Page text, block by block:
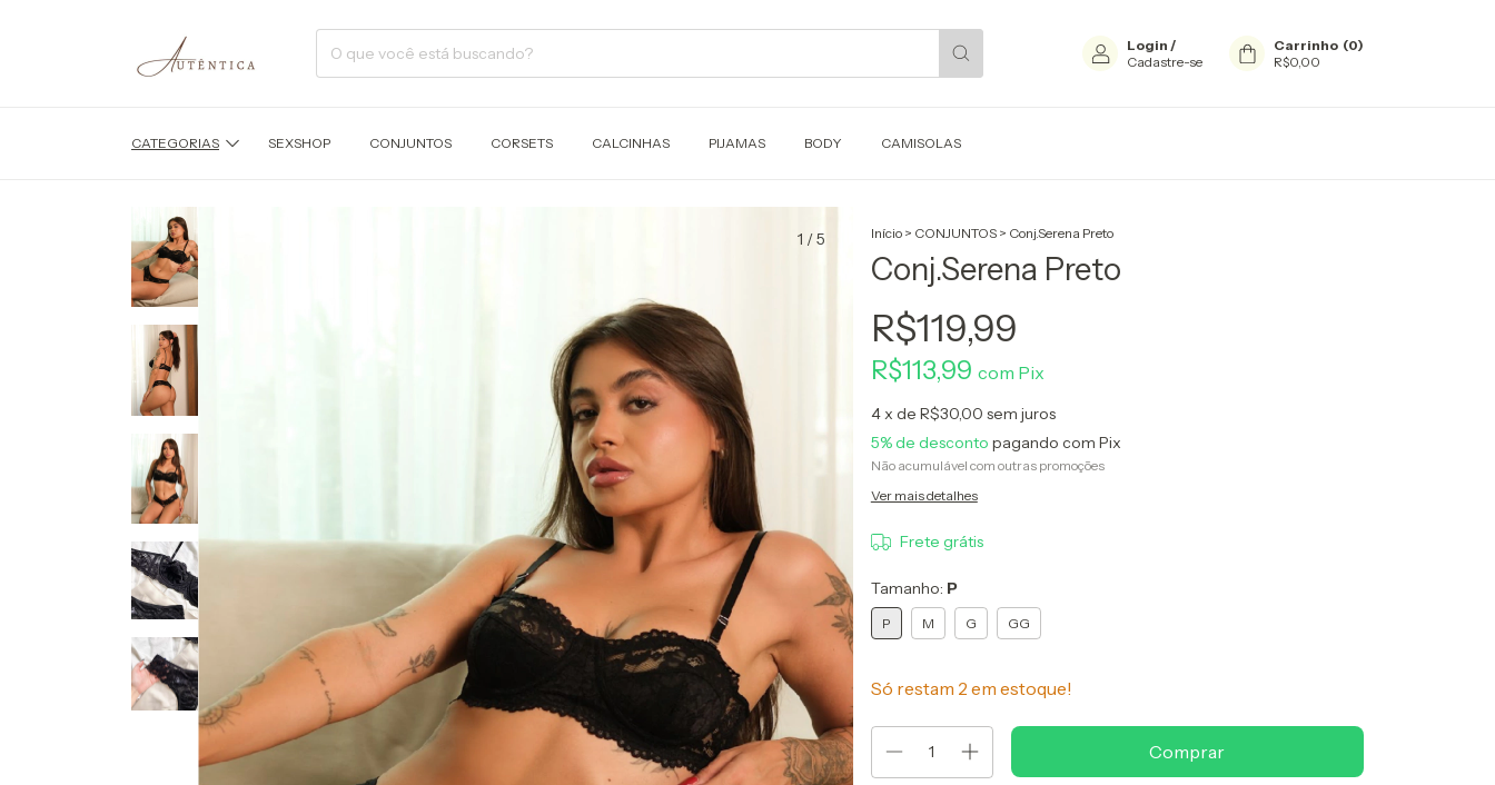
Login /
Cadastre-se
Carrinho (0)
R$0,00
CATEGORIAS SEXSHOP CONJUNTOS CORSETS CALCINHAS PIJAMAS BODY CAMISOLAS
1 /5 Início > CONJUNTOS > Conj.Serena Preto
Conj.Serena Preto
R$119,99
R$113,99 com Pix
4x de R$30,00 sem juros
5% de desconto pagando com Pix
Não acumulável com outras promoções
Ver mais detalhes
Frete grátis
Tamanho: P
P M G GG
Só restam 2 em estoque!